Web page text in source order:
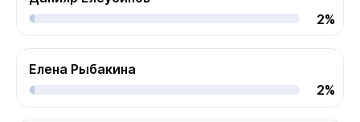
2%
Елена Рыбакина
2%